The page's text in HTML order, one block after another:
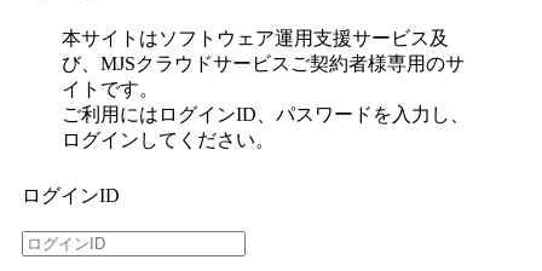
本サイトはソフトウェア運用支援サービス及
び、MJSクラウドサービスご契約者様専用のサ
イトです。
ご利用にはログインID、パスワードを入力し、
ログインしてください。
ログインID